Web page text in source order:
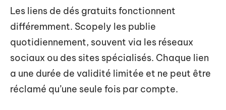
Les liens de dés gratuits fonctionnent
différemment. Scopely les publie
quotidiennement, souvent via les réseaux
sociaux ou des sites spécialisés. Chaque lien
a une durée de validité limitée et ne peut être
réclamé qu’une seule fois par compte.